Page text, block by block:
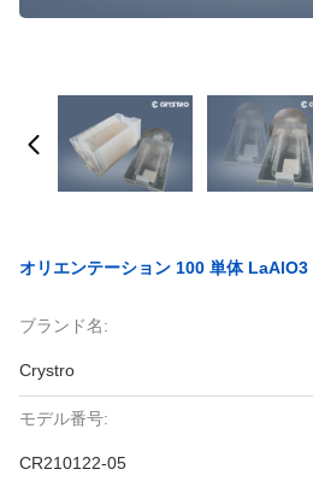
オリエンテーション 100 単体 LaAlO3
ブランド名:
Crystro
モデル番号:
CR210122-05